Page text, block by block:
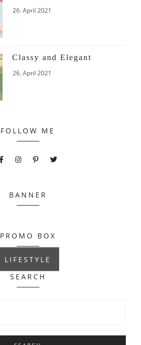
26. April 2021
Classy and Elegant
26. April 2021
FOLLOW ME
BANNER
PROMO BOX
LIFESTYLE
SEARCH